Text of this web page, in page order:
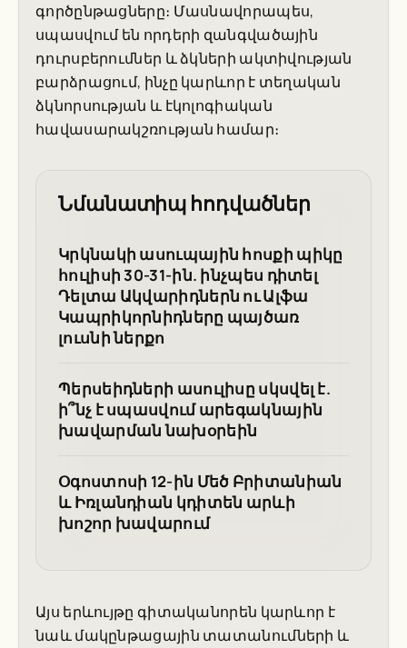
գործընթացները։ Մասնավորապես,
սպասվում են որդերի զանգվածային
դուրսբերումներ և ձկների ակտիվության
բարձրացում, ինչը կարևոր է տեղական
ձկնորսության և էկոլոգիական
հավասարակշռության համար։
Նմանատիպ հոդվածներ
Կրկնակի ասուպային հոսքի պիկը
հուլիսի 30-31-ին. ինչպես դիտել
Դելտա Ակվարիդներն ու Ալֆա
Կապրիկորնիդները պայծառ
լուսնի ներքո
Պերսեիդների ասուլիսը սկսվել է.
ի՞նչ է սպասվում արեգակնային
խավարման նախօրեին
Օգոստոսի 12-ին Մեծ Բրիտանիան
և Իռլանդիան կդիտեն արևի
խոշոր խավարում
Այս երևույթը գիտականորեն կարևոր է
նաև մակընթացային տատանումների և